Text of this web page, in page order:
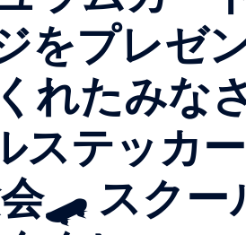
をプレゼ
れたみな
ステッカ
🛹 スクー